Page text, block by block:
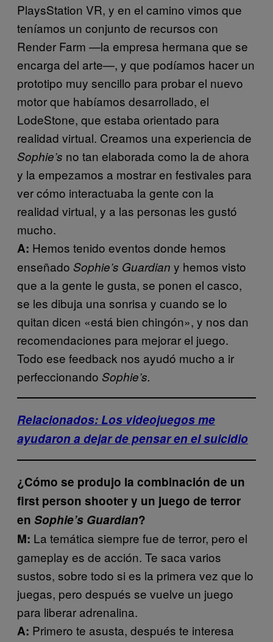
PlaysStation VR, y en el camino vimos que
teníamos un conjunto de recursos con
Render Farm —la empresa hermana que se
encarga del arte—, y que podíamos hacer un
prototipo muy sencillo para probar el nuevo
motor que habíamos desarrollado, el
LodeStone, que estaba orientado para
realidad virtual. Creamos una experiencia de
Sophie’s no tan elaborada como la de ahora
y la empezamos a mostrar en festivales para
ver cómo interactuaba la gente con la
realidad virtual, y a las personas les gustó
mucho.
A: Hemos tenido eventos donde hemos
enseñado Sophie’s Guardian y hemos visto
que a la gente le gusta, se ponen el casco,
se les dibuja una sonrisa y cuando se lo
quitan dicen «está bien chingón», y nos dan
recomendaciones para mejorar el juego.
Todo ese feedback nos ayudó mucho a ir
perfeccionando Sophie’s.
Relacionados: Los videojuegos me
ayudaron a dejar de pensar en el suicidio
¿Cómo se produjo la combinación de un
first person shooter y un juego de terror
en Sophie’s Guardian?
M: La temática siempre fue de terror, pero el
gameplay es de acción. Te saca varios
sustos, sobre todo si es la primera vez que lo
juegas, pero después se vuelve un juego
para liberar adrenalina.
A: Primero te asusta, después te interesa